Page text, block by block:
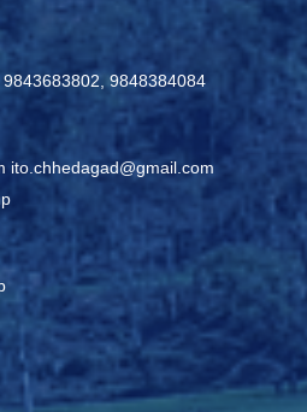
9848384084
ito.chhedagad@gmail.com